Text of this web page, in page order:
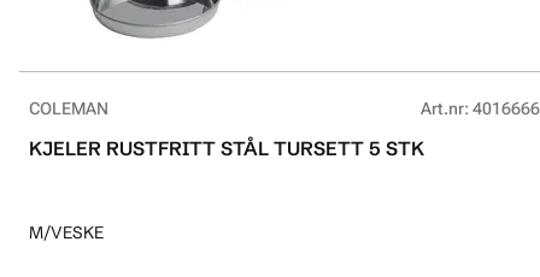
COLEMAN Art.nr:
KJELER RUSTFRITT STÅL TURSETT 5 STK
M/VESKE